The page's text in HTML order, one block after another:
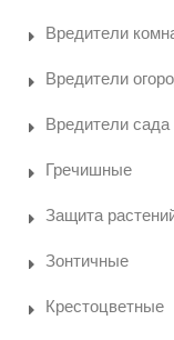
Вредители
Вредители
Вредители сада
Гречишные
Защита
Зонтичные
Крестоцветные